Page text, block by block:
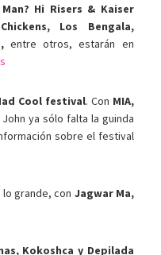
Hi Risers & Kaiser
Los Bengala,
entre otros, estarán en
Cool festival. Con MIA,
John ya sólo falta la guinda
sobre el festival
grande, con Jagwar Ma,
Kokoshca y Depilada